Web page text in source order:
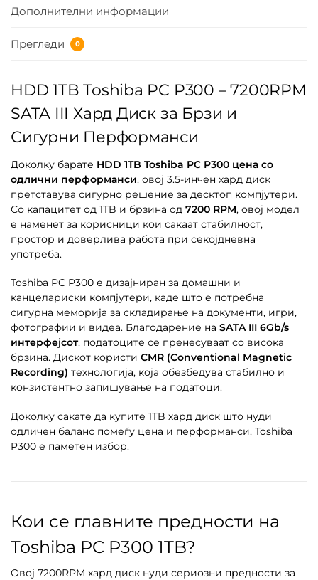
Дополнителни информации
Прегледи 0
HDD 1TB Toshiba PC P300 – 7200RPM
SATA III Хард Диск за Брзи и
Сигурни Перформанси
Доколку барате HDD 1TB Toshiba PC P300 цена со
одлични перформанси, овој 3.5-инчен хард диск
претставува сигурно решение за десктоп компјутери.
Со капацитет од 1TB и брзина од 7200 RPM, овој модел
е наменет за корисници кои сакаат стабилност,
простор и доверлива работа при секојдневна
употреба.
Toshiba PC P300 е дизајниран за домашни и
канцелариски компјутери, каде што е потребна
сигурна меморија за складирање на документи, игри,
фотографии и видеа. Благодарение на SATA III 6Gb/s
интерфејсот, податоците се пренесуваат со висока
брзина. Дискот користи CMR (Conventional Magnetic
Recording) технологија, која обезбедува стабилно и
конзистентно запишување на податоци.
Доколку сакате да купите 1TB хард диск што нуди
одличен баланс помеѓу цена и перформанси, Toshiba
P300 е паметен избор.
Кои се главните предности на
Toshiba PC P300 1TB?
Овој 7200RPM хард диск нуди сериозни предности за